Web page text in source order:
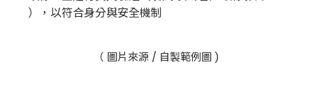
），以符合身分與安全機制
（ 圖片來源 / 自製範例圖 )